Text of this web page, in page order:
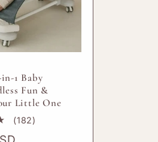
1 Baby
Fun &
Little One
(182)